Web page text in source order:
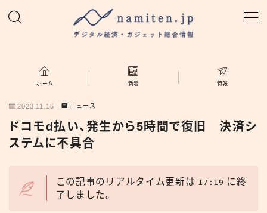
ホーム
新着
namiten.jp
ホーム 新着 特報
2023.11.15 ニュース
ドコモd払い、発生から5時間で復旧 決済シ
ステムに不具合
この記事のリアルタイム更新は 17:19 に終
了しました。